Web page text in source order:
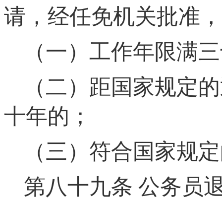
请，经任免机关批准
（一）工作年限满
（二）距国家规定
十年的；
（三）符合国家规
第八十九条 公务员